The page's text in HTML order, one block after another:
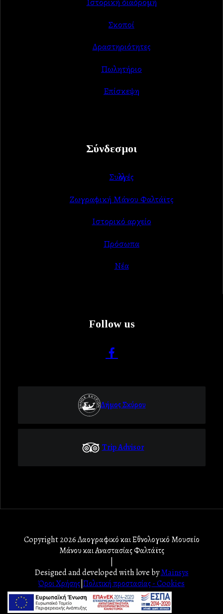
Σκοποί
Δραστηριότητες
Πωλητήριο
Επίσκεψη
Σύνδεσμοι
Συλλογές
Ζωγραφική Μάνου Φαλτάϊτς
Ιστορικό αρχείο
Πρόσωπα
Νέα
Follow us
Δήμος Σκύρου
Trip Advisor
Copyright 2026 Λαογραφικό και Εθνολογικό Μουσείο
Μάνου και Αναστασίας Φαλτάϊτς
|
Designed and developed with love byMainsys
Όροι Χρήσης|Πολιτική προστασίας - Cookies